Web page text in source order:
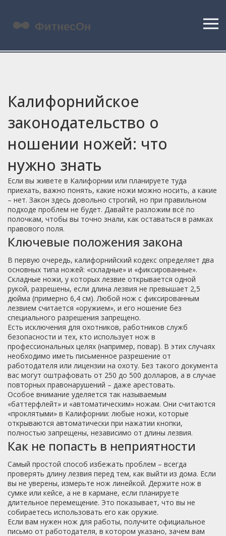
Калифорнийское
законодательство о
ношении ножей: что
нужно знать
Если вы живете в Калифорнии или планируете туда
приехать, важно понять, какие ножи можно носить, а какие
– нет. Закон здесь довольно строгий, но при правильном
подходе проблем не будет. Давайте разложим всё по
полочкам, чтобы вы точно знали, как оставаться в рамках
правового поля.
Ключевые положения закона
В первую очередь, калифорнийский кодекс определяет два
основных типа ножей: «складные» и «фиксированные».
Складные ножи, у которых лезвие открывается одной
рукой, разрешены, если длина лезвия не превышает 2,5
дюйма (примерно 6,4 см). Любой нож с фиксированным
лезвием считается «оружием», и его ношение без
специального разрешения запрещено.
Есть исключения для охотников, работников служб
безопасности и тех, кто использует нож в
профессиональных целях (например, повар). В этих случаях
необходимо иметь письменное разрешение от
работодателя или лицензии на охоту. Без такого документа
вас могут оштрафовать от 250 до 500 долларов, а в случае
повторных правонарушений – даже арестовать.
Особое внимание уделяется так называемым
«баттерфлейт» и «автоматическим» ножам. Они считаются
«проклятыми» в Калифорнии: любые ножи, которые
открываются автоматически при нажатии кнопки,
полностью запрещены, независимо от длины лезвия.
Как не попасть в неприятности
Самый простой способ избежать проблем – всегда
проверять длину лезвия перед тем, как выйти из дома. Если
вы не уверены, измерьте нож линейкой. Держите нож в
сумке или кейсе, а не в кармане, если планируете
длительное перемещение. Это показывает, что вы не
собираетесь использовать его как оружие.
Если вам нужен нож для работы, получите официальное
письмо от работодателя, в котором указано, зачем вам